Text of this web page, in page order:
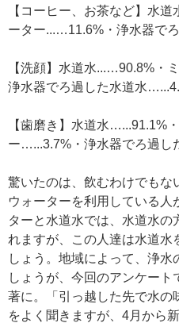
【コーヒー、お茶など】水
ーター...…11.6%・浄水器で
【洗顔】水道水...…90.8%・
浄水器でろ過した水道水
【歯磨き】水道水…...91.1%
ー…...3.7%・浄水器でろ過し
驚いたのは、飲むわけでもな
ウォーターを利用している人
ターと水道水では、水道水
れますが、この人達は水道
しょう。地域によって、浄
しょうが、今回のアンケー
著に。「引っ越した先で水の
をよく聞きますが、4月から